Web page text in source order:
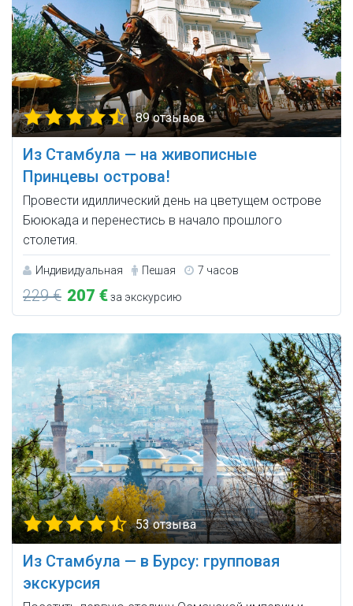
89 отзывов
Из Стамбула — на живописные
Принцевы острова!
Провести идиллический день на цветущем острове
Бююкада и перенестись в начало прошлого
столетия.
Индивидуальная Пешая 7 часов
229 € 207 €за экскурсию
53 отзыва
Из Стамбула — в Бурсу: групповая
экскурсия